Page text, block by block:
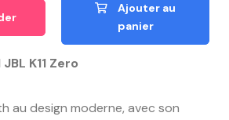
Ajouter au
panier
K11 Zero
au design moderne, avec son